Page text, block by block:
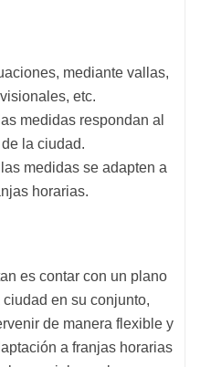
mediante vallas,
etc.
medidas respondan al
la ciudad.
medidas se adapten a
horarias.
es contar con un plano
en su conjunto,
de manera flexible y
a franjas horarias